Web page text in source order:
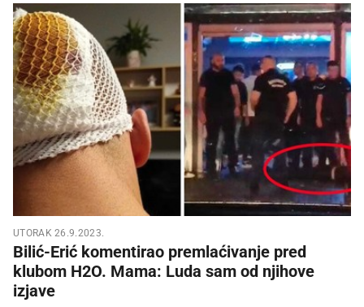
UTORAK 26.9.2023.
Bilić-Erić komentirao premlaćivanje pred
klubom H2O. Mama: Luda sam od njihove
izjave